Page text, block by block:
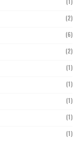
(2)
(6)
(2)
(1)
(1)
(1)
(1)
(1)